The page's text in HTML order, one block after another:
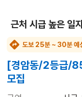
근처 시급 높은 일
도보 25분 ~ 30분 예
[경암동/2등급/
모집